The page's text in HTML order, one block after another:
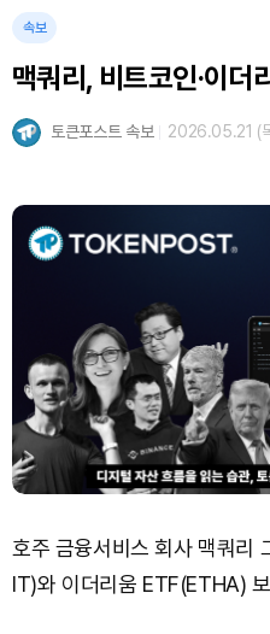
속보
맥쿼리, 비트코인·이더
토큰포스트 속보 2026.05.21 (
호주 금융서비스 회사 맥쿼리
IT)와 이더리움 ETF(ETHA)